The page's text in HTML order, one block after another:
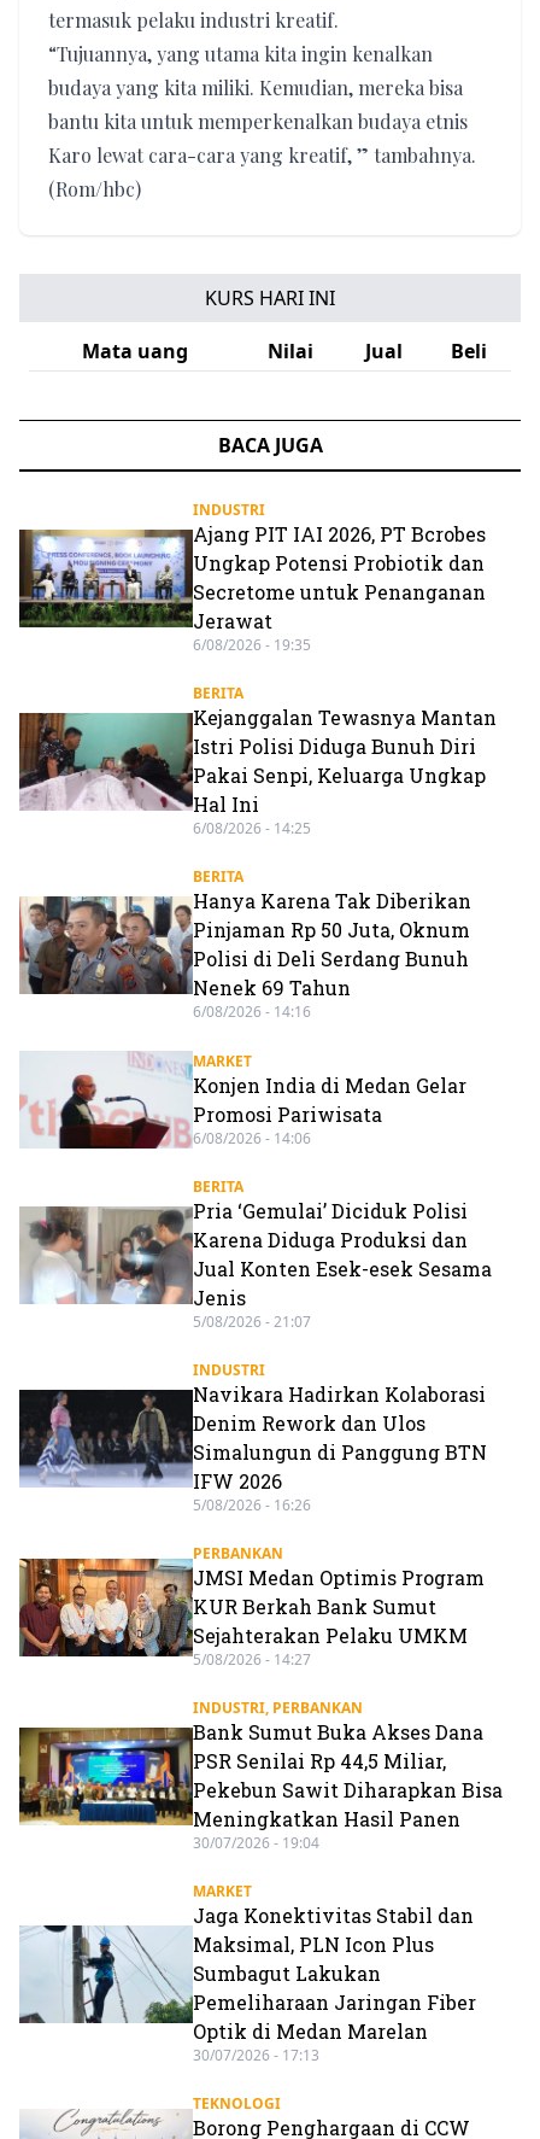
termasuk pelaku industri kreatif.
“Tujuannya, yang utama kita ingin kenalkan
budaya yang kita miliki. Kemudian, mereka bisa
bantu kita untuk memperkenalkan budaya etnis
Karo lewat cara-cara yang kreatif, ” tambahnya.
(Rom/hbc)
KURS HARI INI
Mata uang
Nilai Jual Beli
BACA JUGA
INDUSTRI
Ajang PIT IAI 2026, PT Bcrobes
Ungkap Potensi Probiotik dan
Secretome untuk Penanganan
Jerawat
6/08/2026 - 19:35
BERITA
Kejanggalan Tewasnya Mantan
Istri Polisi Diduga Bunuh Diri
Pakai Senpi, Keluarga Ungkap
Hal Ini
6/08/2026 - 14:25
BERITA
Hanya Karena Tak Diberikan
Pinjaman Rp 50 Juta, Oknum
Polisi di Deli Serdang Bunuh
Nenek 69 Tahun
6/08/2026 - 14:16
MARKET
Konjen India di Medan Gelar
Promosi Pariwisata
6/08/2026 - 14:06
BERITA
Pria ‘Gemulai’ Diciduk Polisi
Karena Diduga Produksi dan
Jual Konten Esek-esek Sesama
Jenis
5/08/2026 - 21:07
INDUSTRI
Navikara Hadirkan Kolaborasi
Denim Rework dan Ulos
Simalungun di Panggung BTN
IFW 2026
5/08/2026 - 16:26
PERBANKAN
JMSI Medan Optimis Program
KUR Berkah Bank Sumut
Sejahterakan Pelaku UMKM
5/08/2026 - 14:27
INDUSTRI, PERBANKAN
Bank Sumut Buka Akses Dana
PSR Senilai Rp 44,5 Miliar,
Pekebun Sawit Diharapkan Bisa
Meningkatkan Hasil Panen
30/07/2026 - 19:04
MARKET
Jaga Konektivitas Stabil dan
Maksimal, PLN Icon Plus
Sumbagut Lakukan
Pemeliharaan Jaringan Fiber
Optik di Medan Marelan
30/07/2026 - 17:13
TEKNOLOGI
Borong Penghargaan di CCW